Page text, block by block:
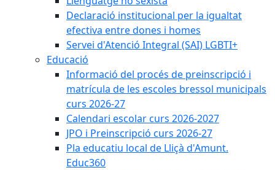
Declaració institucional per la igualtat
efectiva entre dones i homes
Servei d'Atenció Integral (SAI) LGBTI+
Educació
Informació del procés de preinscripció i
matrícula de les escoles bressol municipals
curs 2026-27
Calendari escolar curs 2026-2027
JPO i Preinscripció curs 2026-27
Pla educatiu local de Lliçà d'Amunt.
Educ360